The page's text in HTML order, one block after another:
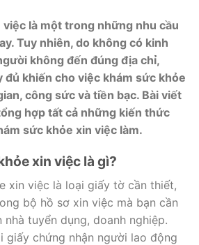
là một trong những nhu cầu
Tuy nhiên, do không có kinh
không đến đúng địa chỉ,
đủ khiến cho việc khám sức khỏe
công sức và tiền bạc. Bài viết
hợp tất cả những kiến thức
sức khỏe xin việc làm.
xin việc là gì?
xin việc là loại giấy tờ cần thiết,
bộ hồ sơ xin việc mà bạn cần
tuyển dụng, doanh nghiệp.
chứng nhận người lao động